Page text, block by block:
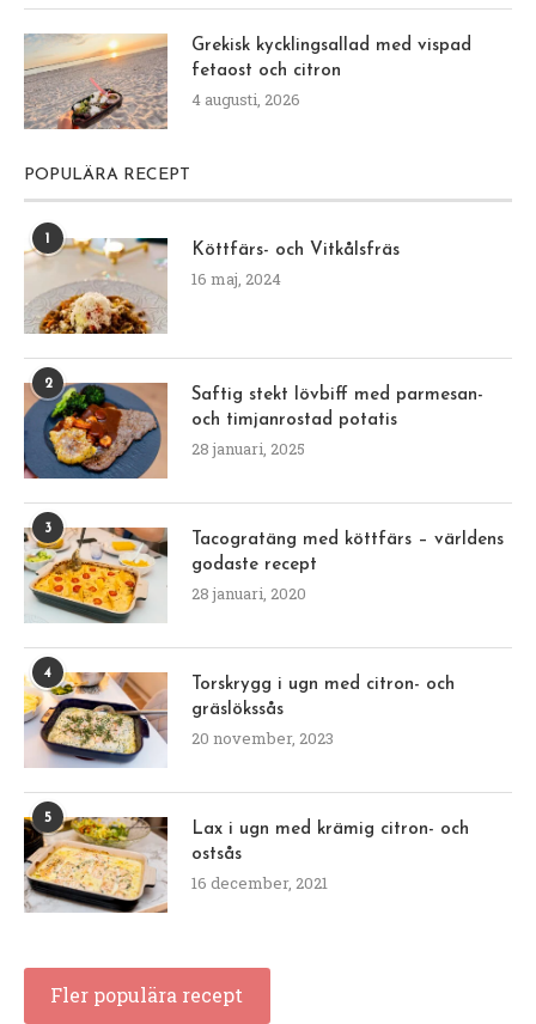
Grekisk kycklingsallad med vispad
fetaost och citron
4 augusti, 2026
POPULÄRA RECEPT
Köttfärs- och Vitkålsfräs
16 maj, 2024
2
Saftig stekt lövbiff med parmesan-
och timjanrostad potatis
28 januari, 2025
3
Tacogratäng med köttfärs – världens
godaste recept
28 januari, 2020
4
Torskrygg i ugn med citron- och
gräslökssås
20 november, 2023
5
Lax i ugn med krämig citron- och
ostsås
16 december, 2021
Fler populära recept